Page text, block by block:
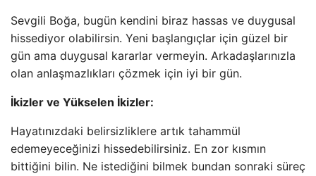
Sevgili Boğa, bugün kendini biraz hassas ve duygusal
hissediyor olabilirsin. Yeni başlangıçlar için güzel bir
gün ama duygusal kararlar vermeyin. Arkadaşlarınızla
olan anlaşmazlıkları çözmek için iyi bir gün.
İkizler ve Yükselen İkizler:
Hayatınızdaki belirsizliklere artık tahammül
edemeyeceğinizi hissedebilirsiniz. En zor kısmın
bittiğini bilin. Ne istediğini bilmek bundan sonraki süreç